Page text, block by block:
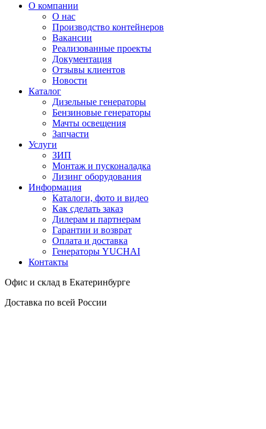
О компании
О нас
Производство контейнеров
Вакансии
Реализованные проекты
Документация
Отзывы клиентов
Новости
Каталог
Дизельные генераторы
Бензиновые генераторы
Мачты освещения
Запчасти
Услуги
ЗИП
Монтаж и пусконаладка
Лизинг оборудования
Информация
Каталоги, фото и видео
Как сделать заказ
Дилерам и партнерам
Гарантии и возврат
Оплата и доставка
Генераторы YUCHAI
Контакты
Офис и склад в Екатеринбурге
Доставка по всей России